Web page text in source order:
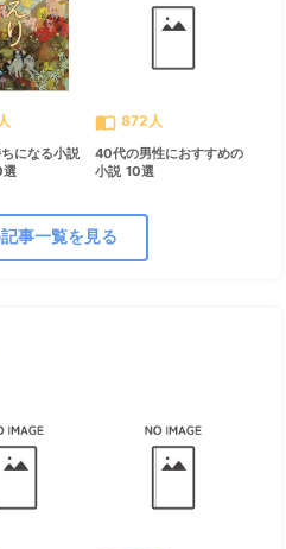
になる小説
選
import_contacts 872人
40代の男性におすすめの
小説 10選
事一覧を見る